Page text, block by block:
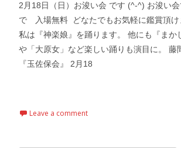
2月18日（日）お浚い会 です (^-^) お浚い
で 入場無料 どなたでもお気軽に鑑賞頂け
私は『神楽娘』を踊ります。 他にも『まか
や「大原女」など楽しい踊りも演目に。 藤
『玉佐保会』 2月18
Leave a comment